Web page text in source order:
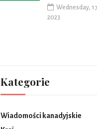
Wednesday,
2023
Kategorie
Wiadomości kanadyjskie